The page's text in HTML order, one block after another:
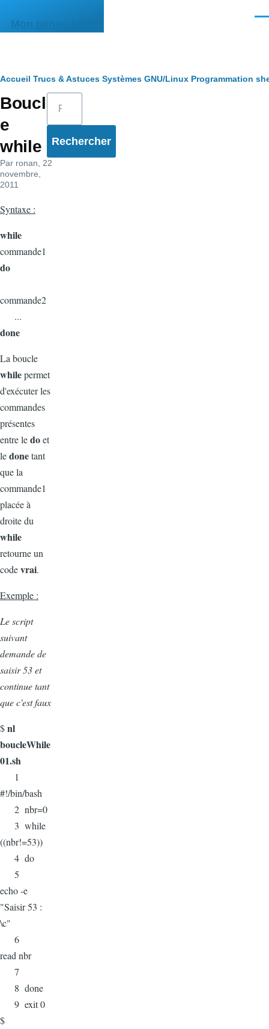
Mon pense-bête
Fil
d'Ariane
Accueil Trucs & Astuces Systèmes GNU/Linux Programmation
Boucl
e
while
Par ronan , 22
novembre,
2011
Syntaxe :
while
commande1
do
commande2
...
done
La boucle
whilepermet
d'exécuter les
commandes
présentes
entre ledoet
ledonetant
que la
commande1
placée à
droite du
while
retourne un
codevrai.
Exemple :
Le script
suivant
demande de
saisir 53 et
continue tant
que c'est faux
$nl
boucleWhile
01.sh
1
#!/bin/bash
2 nbr=0
3 while
((nbr!=53))
4 do
5
echo -e
"Saisir 53 :
\c"
6
read nbr
7
8 done
9 exit 0
$